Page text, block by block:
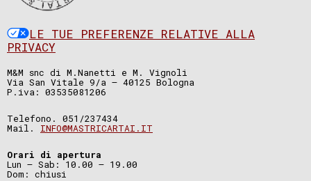
LE TUE PREFERENZE RELATIVE ALLA
PRIVACY
M&M snc di M.Nanetti e M. Vignoli
Via San Vitale 9/a – 40125 Bologna
P.iva: 03535081206
Telefono. 051/237434
Mail. INFO@MASTRICARTAI.IT
Orari di apertura
Lun – Sab: 10.00 – 19.00
Dom: chiusi